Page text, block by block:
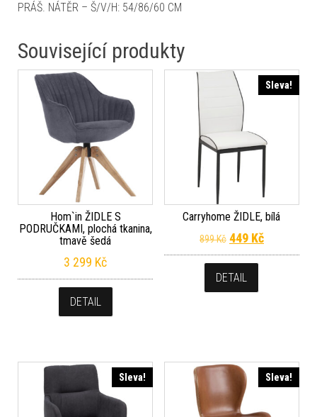
PRÁŠ. NÁTĚR – Š/V/H: 54/86/60 CM
Související produkty
Hom`in ŽIDLE S
PODRUČKAMI, plochá tkanina,
tmavě šedá
3 299 Kč
DETAIL
Sleva!
Carryhome ŽIDLE, bílá
899Kč Původní cena
449 KčAktuální
DETAIL
Sleva! Sleva!